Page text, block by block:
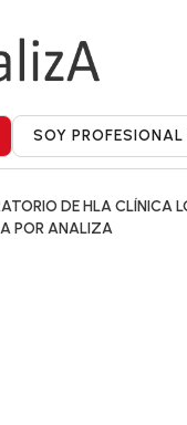
DE HLA CLÍNICA
POR ANALIZA